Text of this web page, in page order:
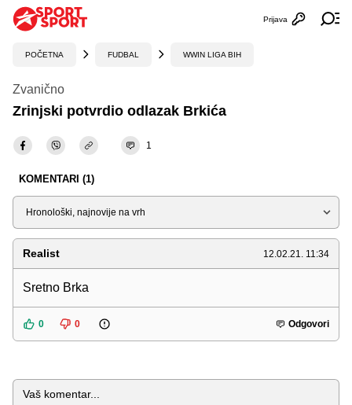
Otvori
Prijava
POČETNA FUDBAL WWIN LIGA BIH
Zvanično
Zrinjski potvrdio odlazak Brkića
1
KOMENTARI (1)
Sortiraj
Realist 12.02.21. 11:34
Sretno Brka
0 0 Odgovori
Komentar